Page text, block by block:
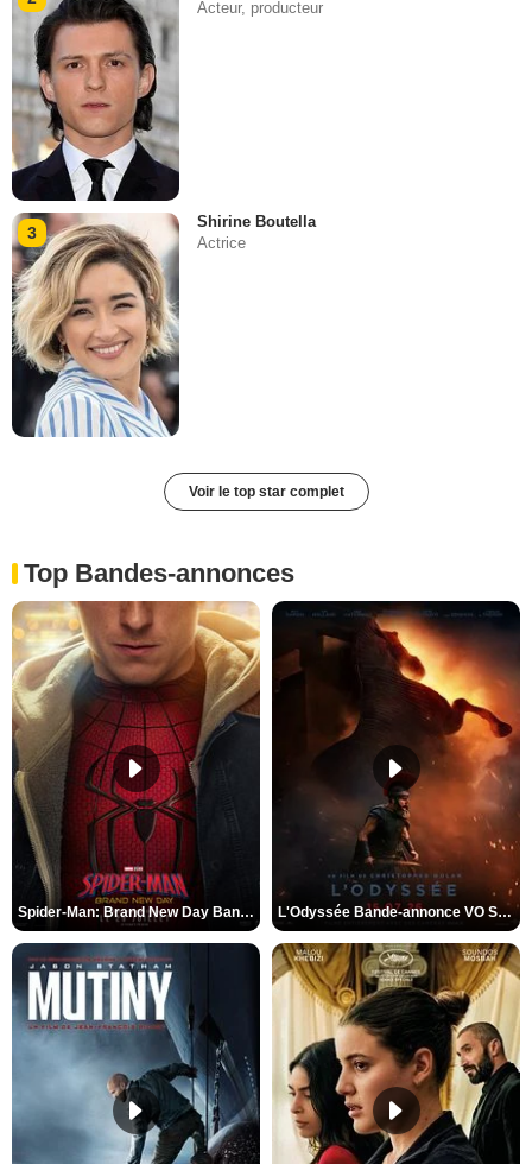
Acteur, producteur
3
Shirine Boutella
Actrice
Voir le top star complet
Top Bandes-annonces
Spider-Man: Brand New Day Bande-annonce VO STFR L'Odyssée Bande-annonce VO STFR